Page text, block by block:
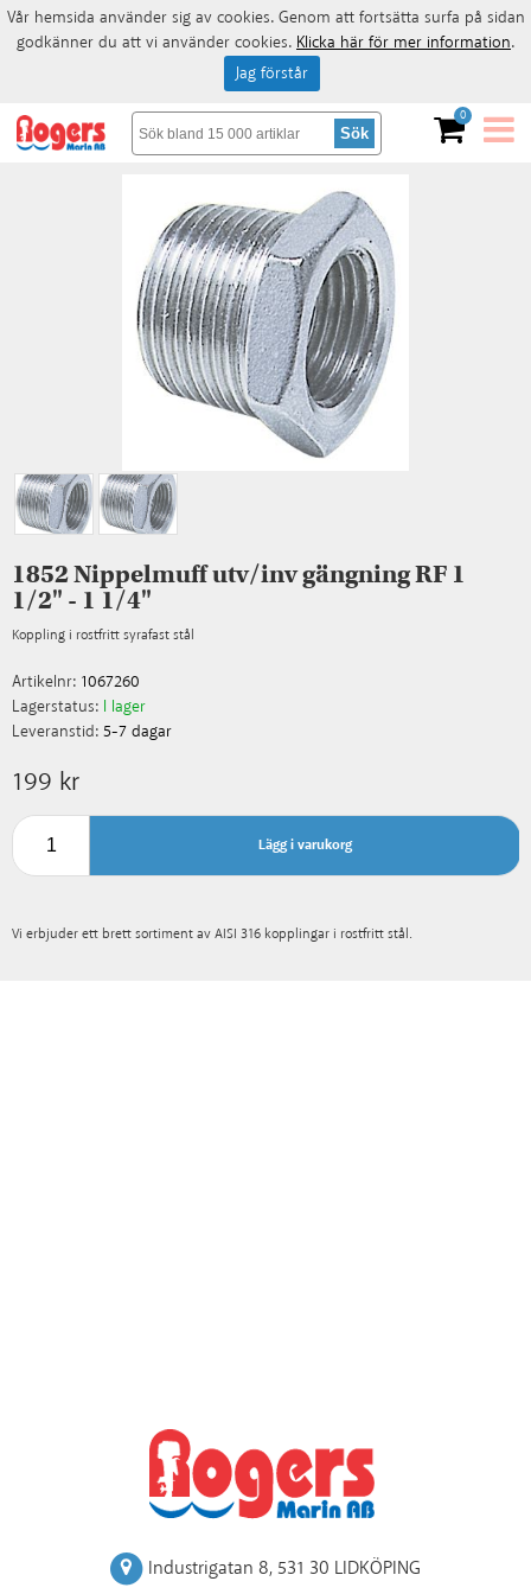
0
1852 Nippelmuff utv/inv gängning RF 1
1/2" - 1 1/4"
Koppling i rostfritt syrafast stål
Artikelnr: 1067260
Lagerstatus: I lager
Leveranstid: 5-7 dagar
199 kr
Lägg i varukorg
Vi erbjuder ett brett sortiment av AISI 316 kopplingar i rostfritt stål.
Industrigatan 8, 531 30 LIDKÖPING
Vår hemsida använder sig av cookies. Genom att fortsätta surfa på sidan
godkänner du att vi använder cookies. Klicka här för mer information.
Jag förstår